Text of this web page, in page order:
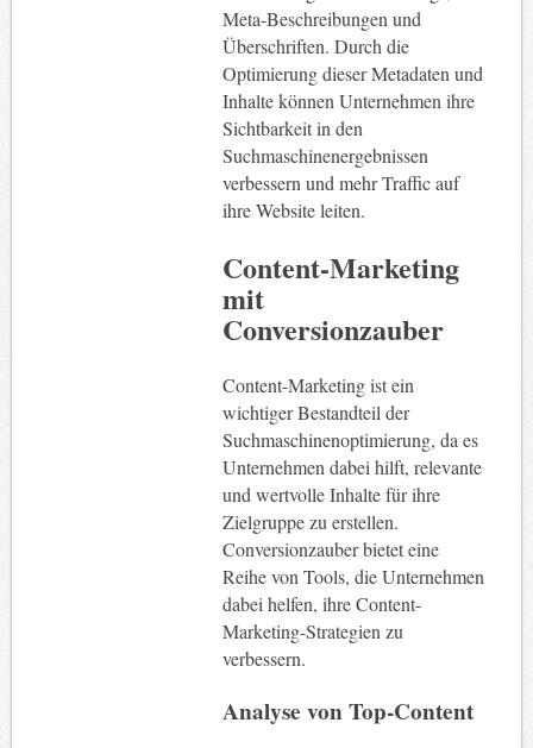
Meta-Beschreibungen und
Überschriften. Durch die
Optimierung dieser Metadaten und
Inhalte können Unternehmen ihre
Sichtbarkeit in den
Suchmaschinenergebnissen
verbessern und mehr Traffic auf
ihre Website leiten.
Content-Marketing
mit
Conversionzauber
Content-Marketing ist ein
wichtiger Bestandteil der
Suchmaschinenoptimierung, da es
Unternehmen dabei hilft, relevante
und wertvolle Inhalte für ihre
Zielgruppe zu erstellen.
Conversionzauber bietet eine
Reihe von Tools, die Unternehmen
dabei helfen, ihre Content-
Marketing-Strategien zu
verbessern.
Analyse von Top-Content